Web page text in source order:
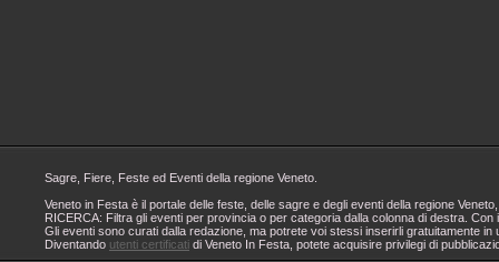
Sagre, Fiere, Feste ed Eventi della regione Veneto.
Veneto in Festa è il portale delle feste, delle sagre e degli eventi della regione
RICERCA: Filtra gli eventi per provincia o per categoria dalla colonna di destra.
Gli eventi sono curati dalla redazione, ma potrete voi stessi inserirli gratuitamente
Diventando utenti certificati di Veneto In Festa, potete acquisire privilegi di